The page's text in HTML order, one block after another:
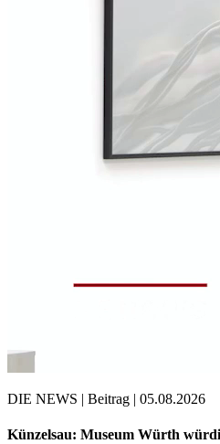
DIE NEWS | Beitrag | 05.08.2026
Künzelsau: Museum Würth